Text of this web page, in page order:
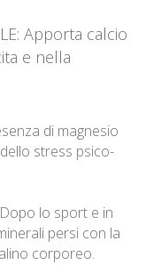
Apporta calcio
e nella
di magnesio
stress psico-
lo sport e in
persi con la
corporeo.